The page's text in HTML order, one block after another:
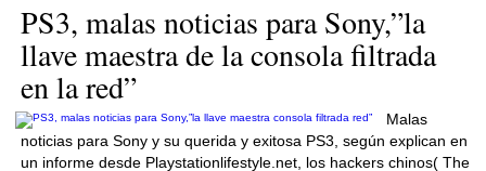
PS3, malas noticias para Sony,”la
llave maestra de la consola filtrada
en la red”
Malas
noticias para Sony y su querida y exitosa PS3, según explican en
un informe desde Playstationlifestyle.net, los hackers chinos( The